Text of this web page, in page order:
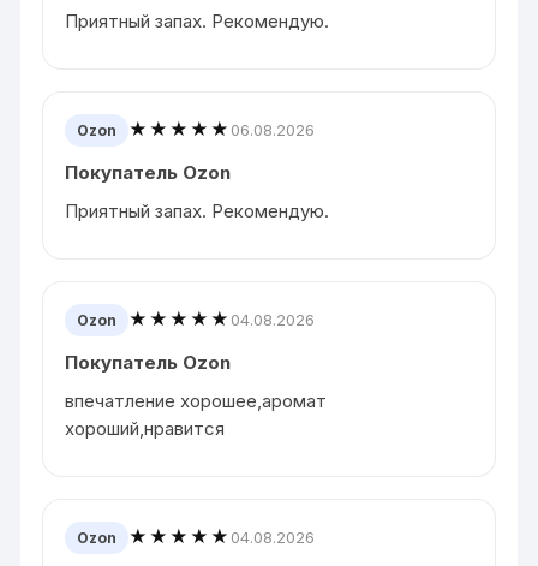
Приятный запах. Рекомендую.
Ozon ★★★★★ 06.08.2026
Покупатель Ozon
Приятный запах. Рекомендую.
Ozon ★★★★★ 04.08.2026
Покупатель Ozon
впечатление хорошее,аромат
хороший,нравится
Ozon ★★★★★ 04.08.2026